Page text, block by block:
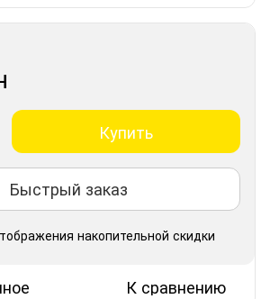
Купить
Быстрый заказ
накопительной скидки
К сравнению